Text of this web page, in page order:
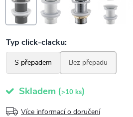
Skladem (>10 ks)
Více informací o doručení